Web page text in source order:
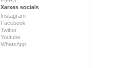
Xarxes socials
Instagram
Facebook
Twitter
Youtube
WhatsApp